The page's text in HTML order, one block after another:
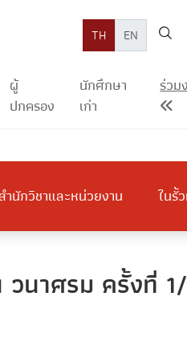
TH EN
ผู้
ปกครอง
นักศึกษา
เก่า
ร่วม
ำนักวิชาและหน่วยงาน ในรั้
นาศรม ครั้งที่